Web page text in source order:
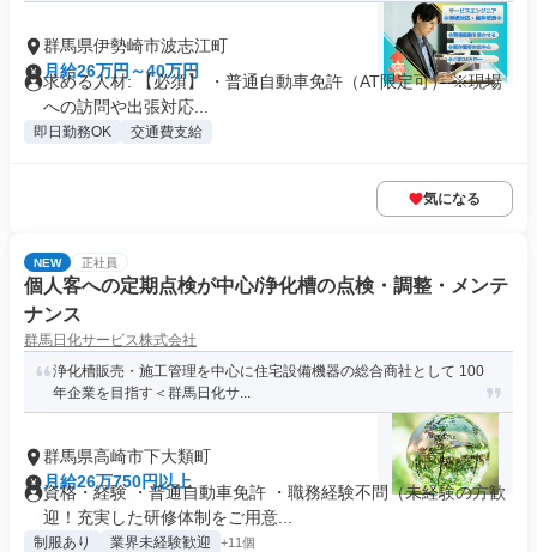
群馬県伊勢崎市波志江町
月給26万円～40万円
求める人材: 【必須】 ・普通自動車免許（AT限定可） ※現場
への訪問や出張対応...
即日勤務OK 交通費支給
気になる
NEW 正社員
個人客への定期点検が中心/浄化槽の点検・調整・メンテ
ナンス
群馬日化サービス株式会社
浄化槽販売・施工管理を中心に住宅設備機器の総合商社として 100
年企業を目指す＜群馬日化サ...
群馬県高崎市下大類町
月給26万750円以上
資格・経験 ・普通自動車免許 ・職務経験不問（未経験の方歓
迎！充実した研修体制をご用意...
制服あり 業界未経験歓迎 +11個